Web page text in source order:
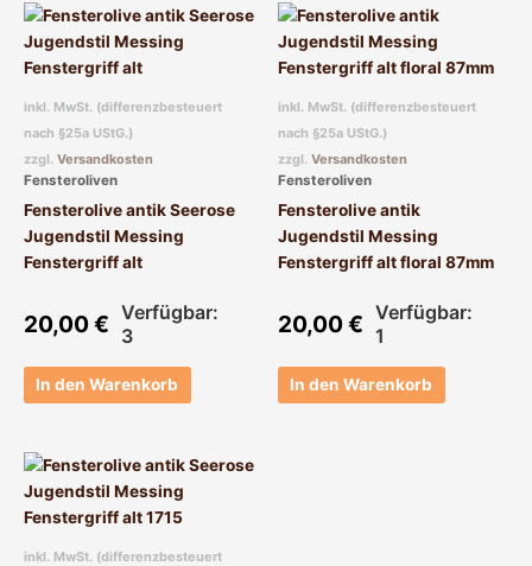
inkl. MwSt. (differenzbesteuert
nach §25a UStG.)
zzgl. Versandkosten
Fensteroliven
Fensterolive antik Seerose
Jugendstil Messing
Fenstergriff alt
20,00€ Verfügbar:
3
In den Warenkorb
inkl. MwSt. (differenzbesteuert
nach §25a UStG.)
zzgl. Versandkosten
Fensteroliven
Fensterolive antik
Jugendstil Messing
Fenstergriff alt floral 87mm
20,00€ Verfügbar:
1
In den Warenkorb
inkl. MwSt. (differenzbesteuert